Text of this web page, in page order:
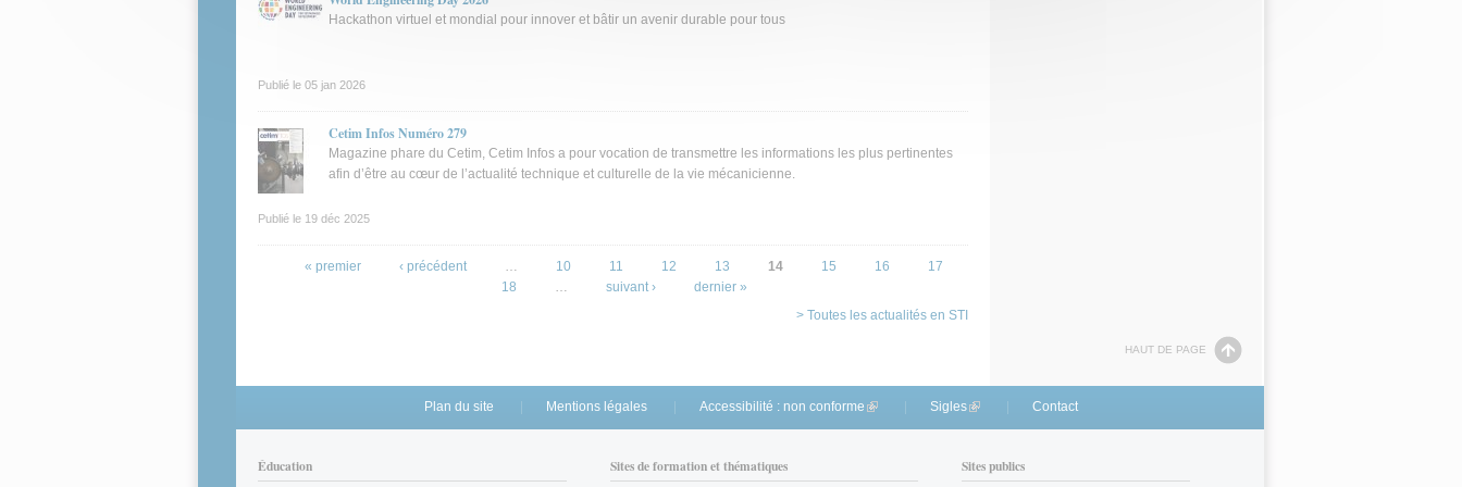
Hackathon virtuel et mondial pour innover et bâtir un avenir durable pour tous
Publié le 05 jan 2026
Cetim Infos Numéro 279
Magazine phare du Cetim, Cetim Infos a pour vocation de transmettre les informations les plus pertinentes
afin d’être au cœur de l’actualité technique et culturelle de la vie mécanicienne.
Publié le 19 déc 2025
« premier ‹ précédent … 10 11 12 13 14 15 16
17
18
… suivant ›
dernier »
> Toutes les actualités en STI
HAUT DE PAGE
Plan du site Mentions légales Accessibilité : non conforme (link is external)
Sigles(link is external)
Contact
Éducation Sites de formation et thématiques Sites publics